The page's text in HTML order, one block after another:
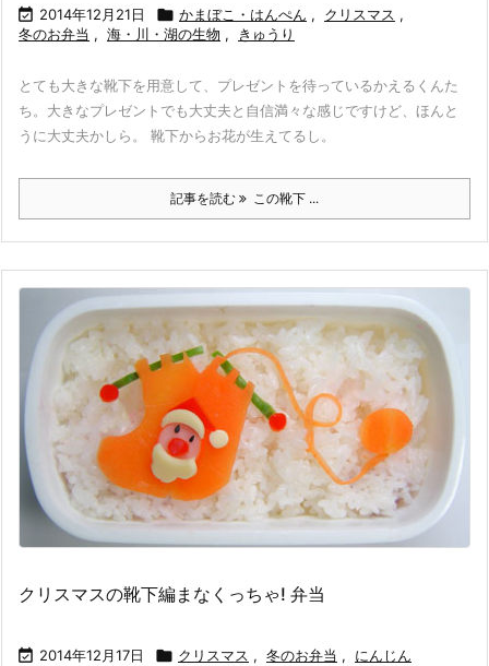
 2014年12月21日  かまぼこ・はんぺん , クリスマス ,
冬のお弁当 , 海・川・湖の生物 , きゅうり
とても大きな靴下を用意して、プレゼントを待っているかえるくんた
ち。大きなプレゼントでも大丈夫と自信満々な感じですけど、ほんと
うに大丈夫かしら。 靴下からお花が生えてるし。
記事を読む この靴下 ...
クリスマスの靴下編まなくっちゃ! 弁当
 2014年12月17日  クリスマス , 冬のお弁当 , にんじん